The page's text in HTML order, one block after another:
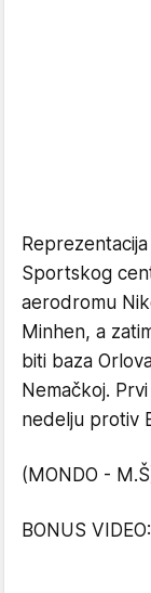
Sportskog
aerodromu
Minhen, a
biti baza
Nemačkoj.
nedelju protiv
(MONDO -
BONUS VIDEO: